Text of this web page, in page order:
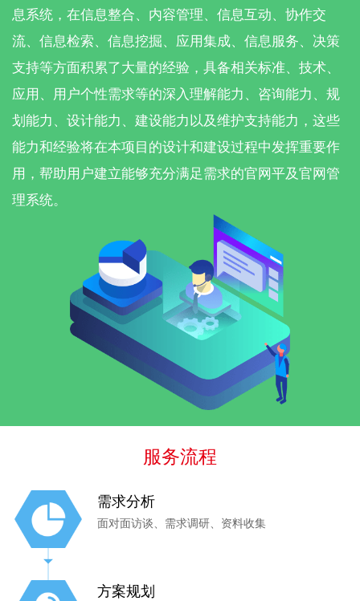
息系统，在信息整合、内容管理、信息互动、协作交
流、信息检索、信息挖掘、应用集成、信息服务、决策
支持等方面积累了大量的经验，具备相关标准、技术、
应用、用户个性需求等的深入理解能力、咨询能力、规
划能力、设计能力、建设能力以及维护支持能力，这些
能力和经验将在本项目的设计和建设过程中发挥重要作
用，帮助用户建立能够充分满足需求的官网平及官网管
理系统。
服务流程
需求分析
面对面访谈、需求调研、资料收集
方案规划